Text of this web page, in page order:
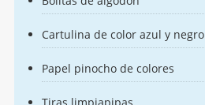
Cartulina de color azul y negro
Papel pinocho de colores